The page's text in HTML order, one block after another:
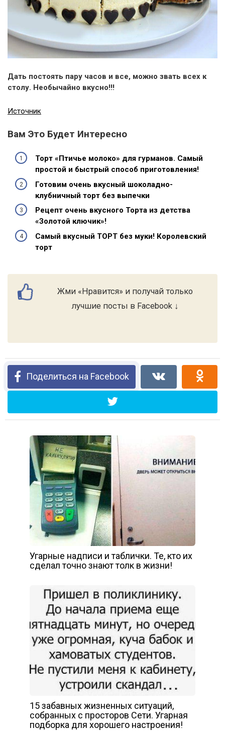
Дать постоять пару часов и все, можно звать всех к
столу. Необычайно вкусно!!!
Источник
Вам Это Будет Интересно
Торт «Птичье молоко» для гурманов. Самый
простой и быстрый способ приготовления!
Готовим очень вкусный шоколадно-
клубничный торт без выпечки
Рецепт очень вкусного Торта из детства
«Золотой ключик»!
Самый вкусный ТОРТ без муки! Королевский
торт
Жми «Нравится» и получай только
лучшие посты в Facebook ↓
Поделиться на Facebook
Угарные надписи и таблички. Те, кто их
сделал точно знают толк в жизни!
15 забавных жизненных ситуаций,
собранных с просторов Сети. Угарная
подборка для хорошего настроения!